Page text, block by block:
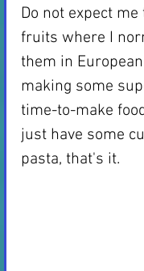
Do not expect
fruits where I
them in
making some
time-to-make
just have some
pasta, that's it.